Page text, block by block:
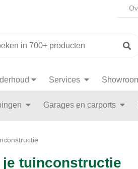
Services
Garages en carports
je tuinconstructie